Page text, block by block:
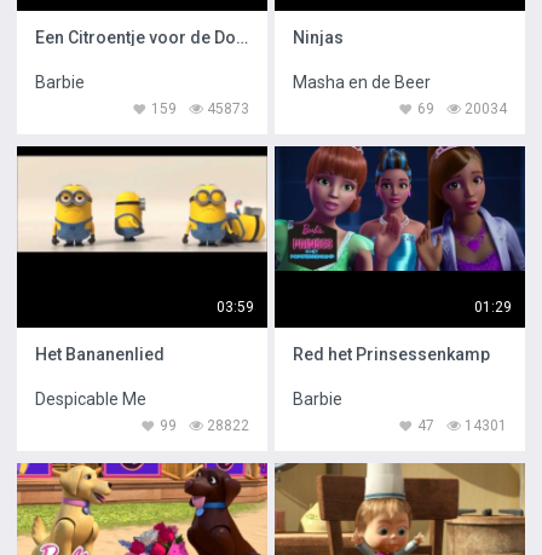
Een Citroentje voor de Dorst
Barbie
45873
159
Ninjas
Masha en de Beer
20034
69
03:59
Het Bananenlied
Despicable Me
28822
99
01:29
Red het Prinsessenkamp
Barbie
14301
47